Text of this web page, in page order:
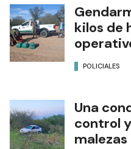
kilos de
POLICIALES
Una
control
malezas